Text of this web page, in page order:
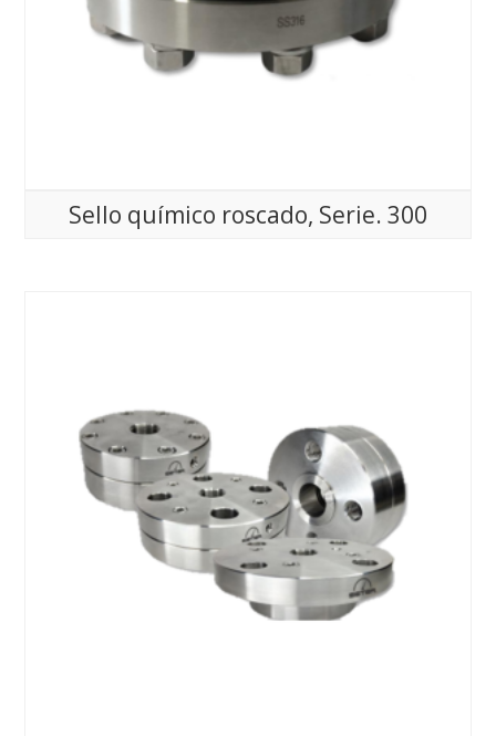
Sello químico roscado, Serie. 300